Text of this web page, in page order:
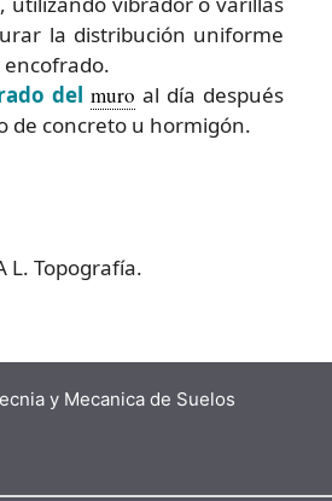
la distribución uniforme
del muro al día después
de concreto u hormigón.
L. Topografía.
y Mecanica de Suelos